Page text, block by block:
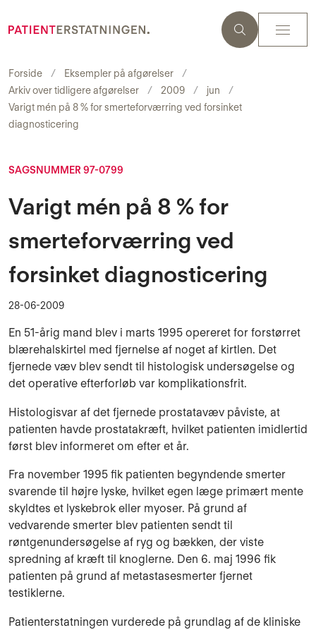
Forside
Eksempler på afgørelser
Arkiv over tidligere afgørelser
2009
jun
Varigt mén på 8 % for smerteforværring ved forsinket
diagnosticering
SAGSNUMMER 97-0799
Varigt mén på 8 % for
smerteforværring ved
forsinket diagnosticering
28-06-2009
En 51-årig mand blev i marts 1995 opereret for forstørret
blærehalskirtel med fjernelse af noget af kirtlen. Det
fjernede væv blev sendt til histologisk undersøgelse og
det operative efterforløb var komplikationsfrit.
Histologisvar af det fjernede prostatavæv påviste, at
patienten havde prostatakræft, hvilket patienten imidlertid
først blev informeret om efter et år.
Fra november 1995 fik patienten begyndende smerter
svarende til højre lyske, hvilket egen læge primært mente
skyldtes et lyskebrok eller myoser. På grund af
vedvarende smerter blev patienten sendt til
røntgenundersøgelse af ryg og bækken, der viste
spredning af kræft til knoglerne. Den 6. maj 1996 fik
patienten på grund af metastasesmerter fjernet
testiklerne.
Patienterstatningen vurderede på grundlag af de kliniske